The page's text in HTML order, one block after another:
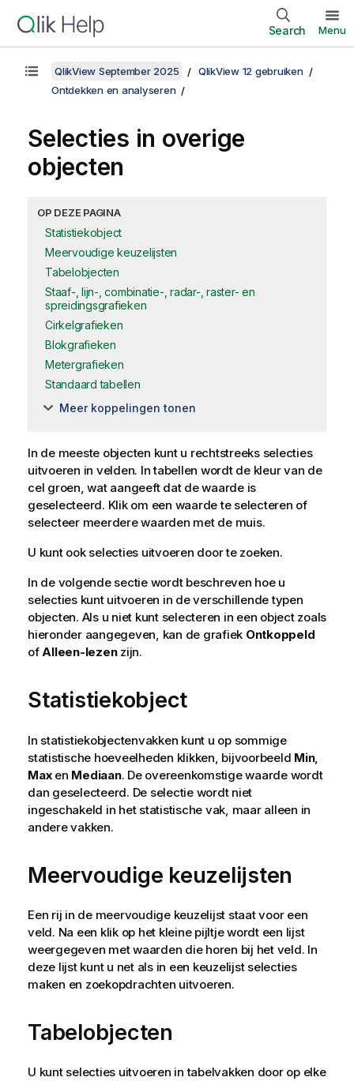
Search Menu
QlikView September 2025
QlikView 12 gebruiken
Ontdekken en analyseren
Selecties in overige
objecten
OP DEZE PAGINA
Statistiekobject
Meervoudige keuzelijsten
Tabelobjecten
Staaf-, lijn-, combinatie-, radar-, raster- en
spreidingsgrafieken
Cirkelgrafieken
Blokgrafieken
Metergrafieken
Standaard tabellen
Meer koppelingen tonen
In de meeste objecten kunt u rechtstreeks selecties
uitvoeren in velden. In tabellen wordt de kleur van de
cel groen, wat aangeeft dat de waarde is
geselecteerd. Klik om een waarde te selecteren of
selecteer meerdere waarden met de muis.
U kunt ook selecties uitvoeren door te zoeken.
In de volgende sectie wordt beschreven hoe u
selecties kunt uitvoeren in de verschillende typen
objecten. Als u niet kunt selecteren in een object zoals
hieronder aangegeven, kan de grafiek Ontkoppeld
ofAlleen-lezenzijn.
Statistiekobject
In statistiekobjectenvakken kunt u op sommige
statistische hoeveelheden klikken, bijvoorbeeld Min,
Max en Mediaan. De overeenkomstige waarde wordt
dan geselecteerd. De selectie wordt niet
ingeschakeld in het statistische vak, maar alleen in
andere vakken.
Meervoudige keuzelijsten
Een rij in de meervoudige keuzelijst staat voor een
veld. Na een klik op het kleine pijltje wordt een lijst
weergegeven met waarden die horen bij het veld. In
deze lijst kunt u net als in een keuzelijst selecties
maken en zoekopdrachten uitvoeren.
Tabelobjecten
U kunt selecties uitvoeren in tabelvakken door op elke